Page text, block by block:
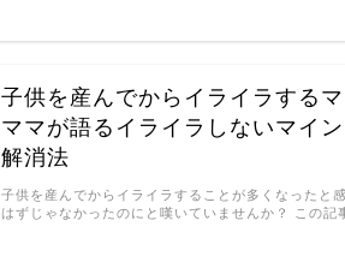
子供を産んでからイライラする
ママが語るイライラしないマイ
解消法
子供を産んでからイライラすることが多くなったと
はずじゃなかったのにと嘆いていませんか？ この記